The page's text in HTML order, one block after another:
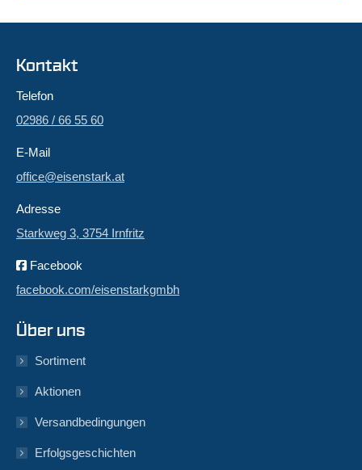
Kontakt
Telefon
02986 / 66 55 60
E-Mail
office@eisenstark.at
Adresse
Starkweg 3, 3754 Irnfritz
Facebook
facebook.com/eisenstarkgmbh
Über uns
Sortiment
Aktionen
Versandbedingungen
Erfolgsgeschichten